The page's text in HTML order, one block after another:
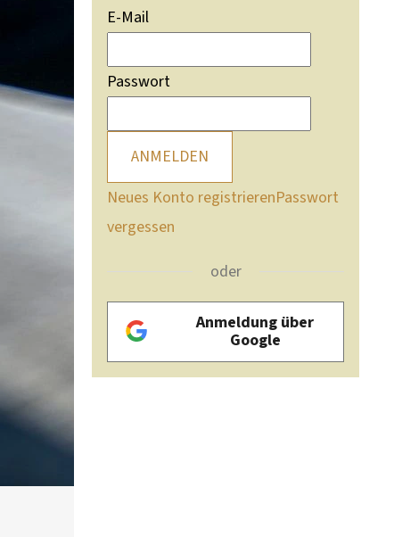
E-Mail
Passwort
ANMELDEN
Neues Konto registrierenPasswort
vergessen
oder
Anmeldung über
Google